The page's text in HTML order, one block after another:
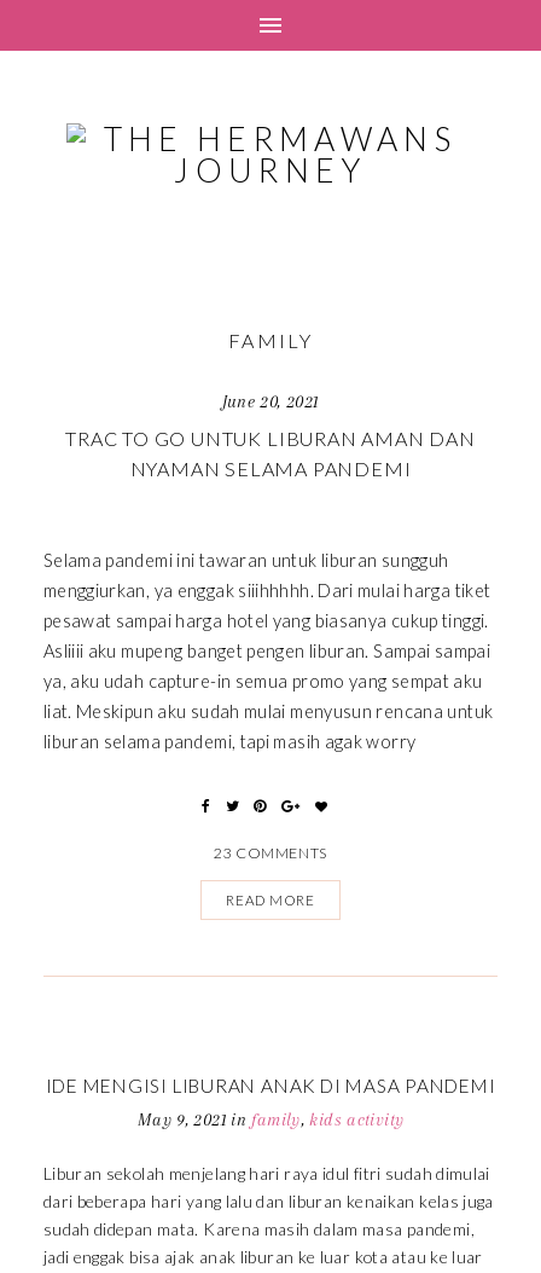
FAMILY
June 20, 2021
TRAC TO GO UNTUK LIBURAN AMAN DAN
NYAMAN SELAMA PANDEMI
Selama pandemi ini tawaran untuk liburan sungguh
menggiurkan, ya enggak siiihhhhh. Dari mulai harga tiket
pesawat sampai harga hotel yang biasanya cukup tinggi.
Asliiii aku mupeng banget pengen liburan. Sampai sampai
ya, aku udah capture-in semua promo yang sempat aku
liat. Meskipun aku sudah mulai menyusun rencana untuk
liburan selama pandemi, tapi masih agak worry
23 COMMENTS
READ MORE
IDE MENGISI LIBURAN ANAK DI MASA PANDEMI
May 9, 2021 in family,kids activity
Liburan sekolah menjelang hari raya idul fitri sudah dimulai
dari beberapa hari yang lalu dan liburan kenaikan kelas juga
sudah didepan mata. Karena masih dalam masa pandemi,
jadi enggak bisa ajak anak liburan ke luar kota atau ke luar